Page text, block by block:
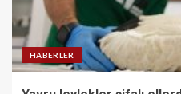
HABERLER